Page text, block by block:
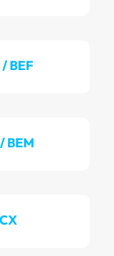
BEF
BEM